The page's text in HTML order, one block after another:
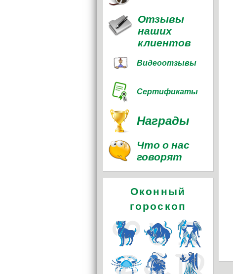
Отзывы
наших
клиентов
Видеоотзывы
Сертификаты
Награды
Что о нас
говорят
Оконный
гороскоп